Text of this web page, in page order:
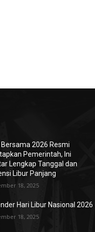
2026 Resmi
Pemerintah, Ini
Lengkap Tanggal dan
Libur Panjang
18, 2025
Hari Libur Nasional 2026
18, 2025